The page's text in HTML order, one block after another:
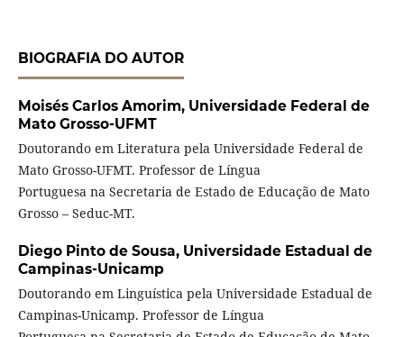
BIOGRAFIA DO AUTOR
Moisés Carlos Amorim, Universidade Federal de
Mato Grosso-UFMT
Doutorando em Literatura pela Universidade Federal de
Mato Grosso-UFMT. Professor de Língua
Portuguesa na Secretaria de Estado de Educação de Mato
Grosso – Seduc-MT.
Diego Pinto de Sousa, Universidade Estadual de
Campinas-Unicamp
Doutorando em Linguística pela Universidade Estadual de
Campinas-Unicamp. Professor de Língua